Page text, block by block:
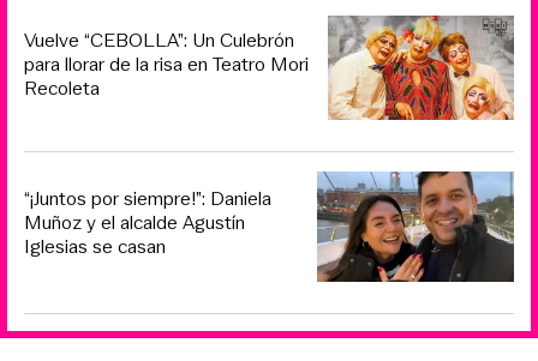
Vuelve “CEBOLLA”: Un Culebrón
para llorar de la risa en Teatro Mori
Recoleta
“¡Juntos por siempre!”: Daniela
Muñoz y el alcalde Agustín
Iglesias se casan